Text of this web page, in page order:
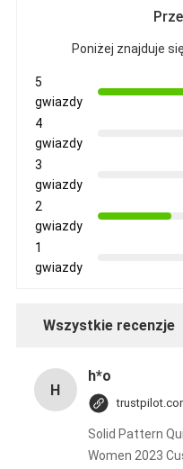
Poniżej znajduje
5
gwiazdy
4
gwiazdy
3
gwiazdy
2
gwiazdy
1
gwiazdy
Wszystkie recenzje
H
h*o
Solid Pattern
Women 2023